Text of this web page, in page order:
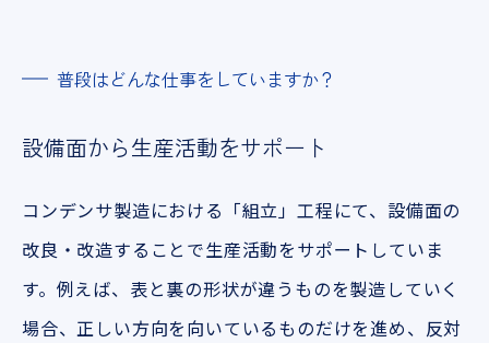
普段はどんな仕事をしていますか？
設備面から生産活動をサポート
コンデンサ製造における「組立」工程にて、設備面の
改良・改造することで生産活動をサポートしていま
す。例えば、表と裏の形状が違うものを製造していく
場合、正しい方向を向いているものだけを進め、反対